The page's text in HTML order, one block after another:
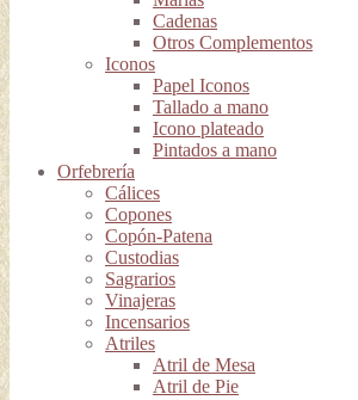
Cadenas
Otros Complementos
Iconos
Papel Iconos
Tallado a mano
Icono plateado
Pintados a mano
Orfebrería
Cálices
Copones
Copón-Patena
Custodias
Sagrarios
Vinajeras
Incensarios
Atriles
Atril de Mesa
Atril de Pie